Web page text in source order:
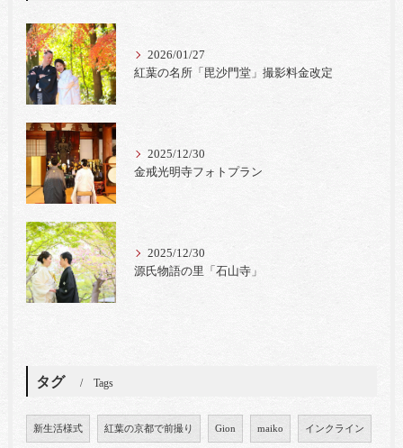
2026/01/27
紅葉の名所「毘沙門堂」撮影料金改定
2025/12/30
金戒光明寺フォトプラン
2025/12/30
源氏物語の里「石山寺」
タグ Tags
新生活様式 紅葉の京都で前撮り Gion maiko インクライン